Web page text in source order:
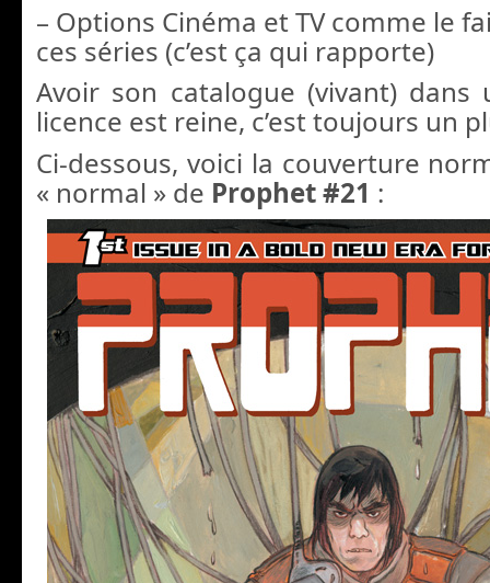
– Options Cinéma et TV comme le
ces séries (c’est ça qui rapporte)
Avoir son catalogue (vivant)
licence est reine, c’est toujours un
Ci-dessous, voici la couverture
« normal » de Prophet #21 :